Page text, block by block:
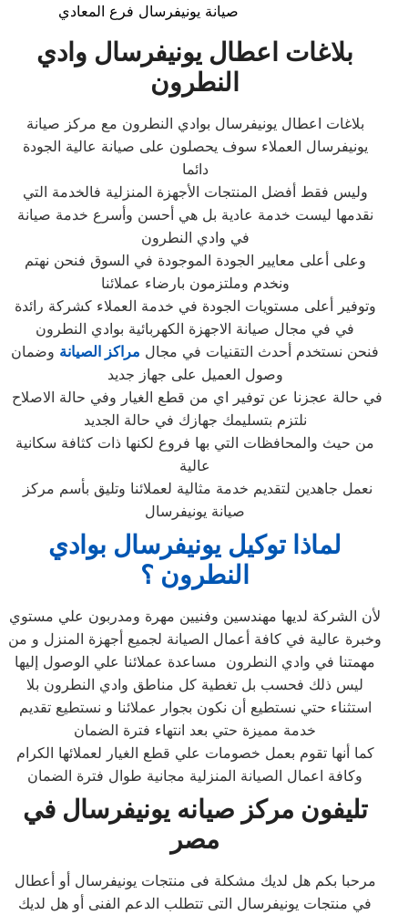
صيانة يونيفرسال فرع المعادي
بلاغات اعطال يونيفرسال وادي
النطرون
بلاغات اعطال يونيفرسال بوادي النطرون مع مركز صيانة
يونيفرسال العملاء سوف يحصلون على صيانة عالية الجودة
دائما
وليس فقط أفضل المنتجات الأجهزة المنزلية فالخدمة التي
نقدمها ليست خدمة عادية بل هي أحسن وأسرع خدمة صيانة
في وادي النطرون
وعلى أعلى معايير الجودة الموجودة في السوق فنحن نهتم
ونخدم وملتزمون بارضاء عملائنا
وتوفير أعلى مستويات الجودة في خدمة العملاء كشركة رائدة
في في مجال صيانة الاجهزة الكهربائية بوادي النطرون
فنحن نستخدم أحدث التقنيات في مجال مراكز الصيانة وضمان
وصول العميل على جهاز جديد
نلتزم بتسليمك جهازك في حالة الجديد
من حيث والمحافظات التي بها فروع لكنها ذات كثافة سكانية
عالية
صيانة يونيفرسال
لماذا توكيل يونيفرسال بوادي
النطرون ؟
لأن الشركة لديها مهندسين وفنيين مهرة ومدربون علي مستوي
وخبرة عالية في كافة أعمال الصيانة لجميع أجهزة المنزل و من
مهمتنا في وادي النطرون مساعدة عملائنا علي الوصول إليها
ليس ذلك فحسب بل تغطية كل مناطق وادي النطرون بلا
استثناء حتي نستطيع أن نكون بجوار عملائنا و نستطيع تقديم
خدمة مميزة حتي بعد انتهاء فترة الضمان
كما أنها تقوم بعمل خصومات علي قطع الغيار لعملائها الكرام
وكافة اعمال الصيانة المنزلية مجانية طوال فترة الضمان
تليفون مركز صيانه يونيفرسال في
مصر
مرحبا بكم هل لديك مشكلة فى منتجات يونيفرسال أو أعطال
في منتجات يونيفرسال التى تتطلب الدعم الفنى أو هل لديك